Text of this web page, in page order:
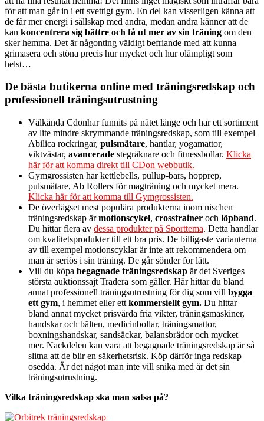
för att man går in i ett svettigt gym. En del kan visserligen känna att
de får mer energi i sällskap med andra, medan andra känner att de
kan koncentrera sig bättre och få ut mer av sin träning om den
sker hemma. Det är någonting väldigt befriande med att kunna
grimasera och stöna precis hur mycket och hur olämpligt som
helst…
De bästa butikerna online med träningsredskap och
professionell träningsutrustning
Välkända Cdonhar funnits på nätet länge och har ett sortiment
av lite mindre skrymmande träningsredskap, som till exempel
Abilica rockringar, pulsmätare, hantlar, yogamattor,
viktvästar, avancerade stegräknare och fitnessbollar. Klicka
här för att komma direkt till CDon webbutik.
Gymgrossisten har kettlebells, pullup-bars, hopprep,
pulsmätare, Ab Rollers för magträning och mycket mera.
Klicka här för att komma till Gymgrossisten.
De överlägset mest populära produkterna inom nischen
träningsredskap ärmotionscykel, crosstrainer och löpband.
Du hittar flera av dessa produkter på Sporttema. Detta handlar
om kvalitetsprodukter till ett bra pris. De billigaste varianterna
av till exempel motionscyklar är inte att rekommendera om
man är seriös i sin träning. De går sönder för lätt.
Vill du köpa begagnade träningsredskap är det Sveriges
största auktionssajt Tradera som gäller. Här hittar du bland
annat professionell träningsutrustning för dig som vill bygga
ett gym, i hemmet eller ett kommersiellt gym. Du hittar
bland annat mycket prisvärda fria vikter, träningsmaskiner,
handskar och bälten, medicinbollar, träningsmattor,
boxningshandskar, sandsäckar, balansbrädor och mycket
mer. Nackdelen kan vara att begagnade träningsredskap är så
slitna att de blir en säkerhetsrisk. Köp därför inga redskap
osedda. Är det något man inte vill snika med är det sin
träningsutrustning.
Vilka träningsredskap ska man satsa på?